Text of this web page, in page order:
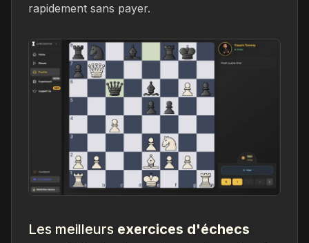
rapidement sans payer.
Les meilleurs exercices d'échecs